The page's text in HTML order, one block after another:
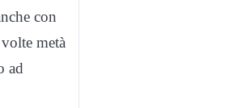
con
metà
ad